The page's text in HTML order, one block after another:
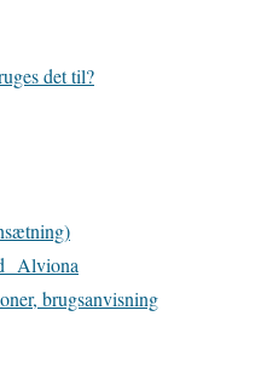
det til?
Alviona
brugsanvisning